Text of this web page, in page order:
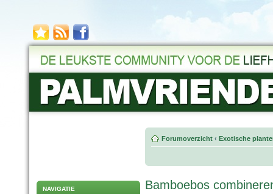
NAVIGATIE
Forumoverzicht ‹ Exotische
Bamboebos